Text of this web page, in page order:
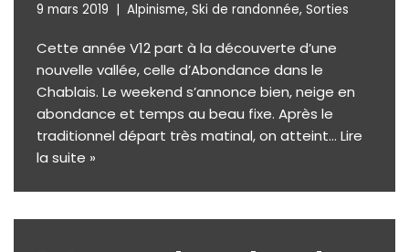
9 mars 2019 Alpinisme, Ski de randonnée, Sorties
Cette année V12 part à la découverte d’une
nouvelle vallée, celle d’Abondance dans le
Chablais. Le weekend s’annonce bien, neige en
abondance et temps au beau fixe. Après le
traditionnel départ très matinal, on atteint… Lire
la suite »